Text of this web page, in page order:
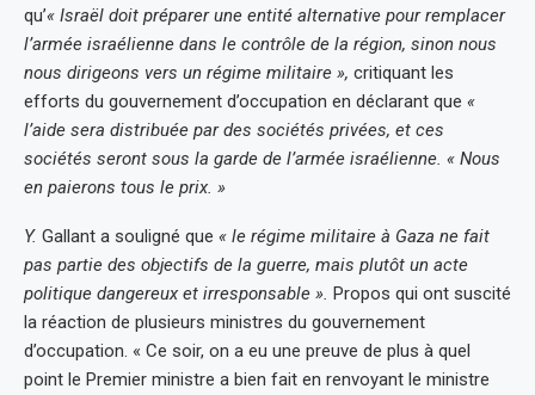
qu’« Israël doit préparer une entité alternative pour remplacer
l’armée israélienne dans le contrôle de la région, sinon nous
nous dirigeons vers un régime militaire », critiquant les
efforts du gouvernement d’occupation en déclarant que «
l’aide sera distribuée par des sociétés privées, et ces
sociétés seront sous la garde de l’armée israélienne. « Nous
en paierons tous le prix. »
Y. Gallant a souligné que « le régime militaire à Gaza ne fait
pas partie des objectifs de la guerre, mais plutôt un acte
politique dangereux et irresponsable ». Propos qui ont suscité
la réaction de plusieurs ministres du gouvernement
d’occupation. « Ce soir, on a eu une preuve de plus à quel
point le Premier ministre a bien fait en renvoyant le ministre